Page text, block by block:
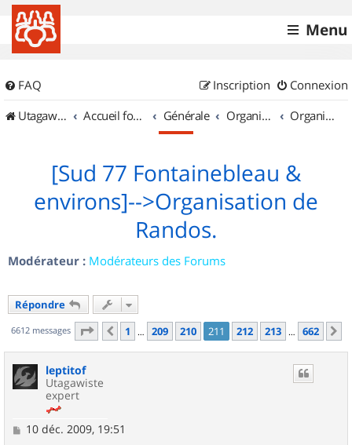
Menu
FAQ Connexion
Inscription
UtagawaVTT (Randos VTT et VTTAE avec traces GPS)
Accueil forum Générale Organisation de sorties & Recherche de partenaires Organisation de sorties en région Île de France
[Sud 77 Fontainebleau &
environs]-->Organisation de
Randos.
Modérateur : Modérateurs des Forums
Répondre
6612 messages Page 211 sur662
Précédent
1 … 209 210 211 212 213 … 662
leptitof
Utagawiste
expert
M10 déc. 2009, 19:51